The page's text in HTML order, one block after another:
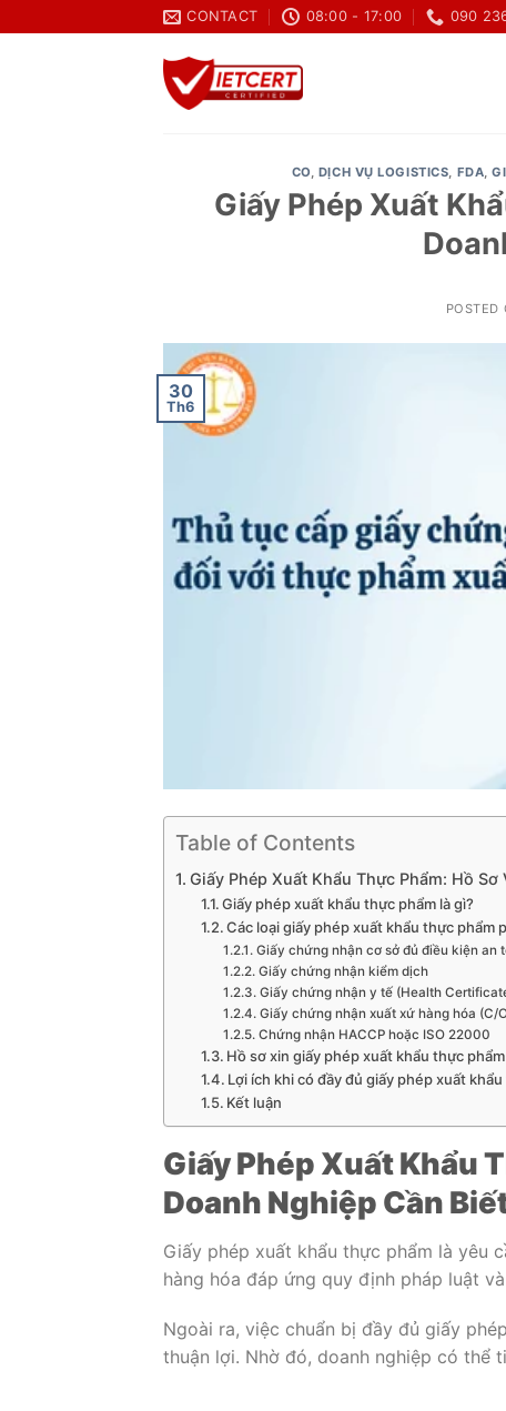
to
CONTACT 08:00 - 17:00 090
CO, DỊCH VỤ LOGISTICS, FDA,
Giấy Phép Xuất
POSTED
30
Th6
Table of Contents
Giấy Phép Xuất Khẩu Thực Phẩm: Hồ
Giấy phép xuất khẩu thực phẩm là gì?
Các loại giấy phép xuất khẩu thực phẩm
Giấy chứng nhận cơ sở đủ điều kiện an
Giấy chứng nhận kiểm dịch
Giấy chứng nhận y tế (Health
Giấy chứng nhận xuất xứ hàng hóa (C/
Chứng nhận HACCP hoặc ISO 22000
Hồ sơ xin giấy phép xuất khẩu thực phẩm
Lợi ích khi có đầy đủ giấy phép xuất
Kết luận
Giấy Phép Xuất Khẩu
Doanh Nghiệp Cần
Giấy phép xuất khẩu thực phẩm là yêu
hàng hóa đáp ứng quy định pháp luật
Ngoài ra, việc chuẩn bị đầy đủ giấy
thuận lợi. Nhờ đó, doanh nghiệp có thể